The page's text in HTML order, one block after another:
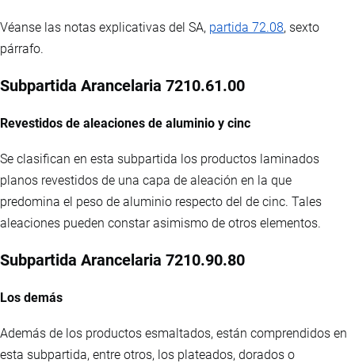
Véanse las notas explicativas del SA, partida 72.08, sexto
párrafo.
Subpartida Arancelaria 7210.61.00
Revestidos de aleaciones de aluminio y cinc
Se clasifican en esta subpartida los productos laminados
planos revestidos de una capa de aleación en la que
predomina el peso de aluminio respecto del de cinc. Tales
aleaciones pueden constar asimismo de otros elementos.
Subpartida Arancelaria 7210.90.80
Los demás
Además de los productos esmaltados, están comprendidos en
esta subpartida, entre otros, los plateados, dorados o